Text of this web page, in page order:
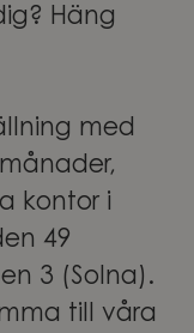
Häng
med
kontor i
49
3 (Solna).
till våra